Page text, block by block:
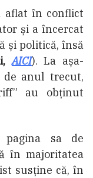
aflat în conflict
și a încercat
și politică, însă
AICI). La așa-
de anul trecut,
au obținut
sa de
în majoritatea
susține că, în